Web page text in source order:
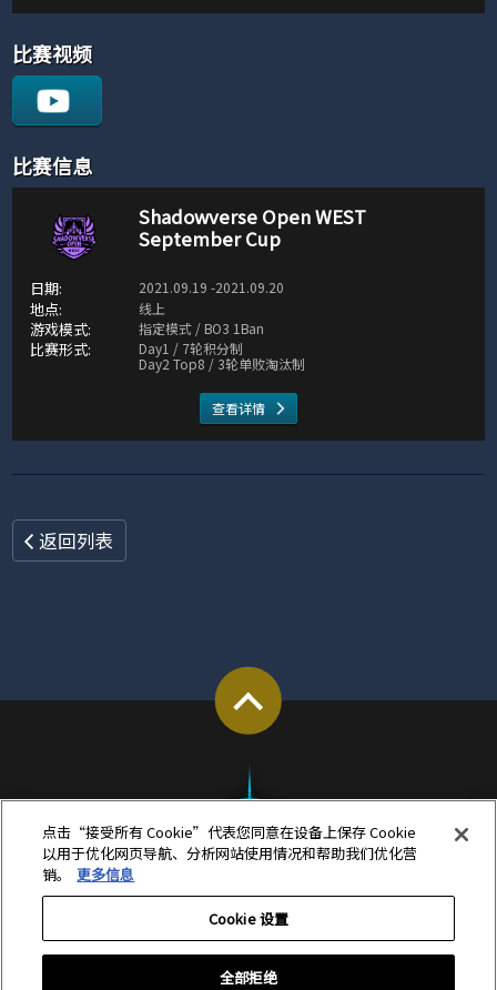
比赛视频
比赛信息
Shadowverse Open WEST
September Cup
2021.09.19 -2021.09.20
线上
指定模式 / BO3 1Ban
Day1 / 7轮积分制
Day2 Top8 / 3轮单败淘汰制
查看详情
返回列表
点击“接受所有 Cookie”代表您同意在设备上保存 Cookie
以用于优化网页导航、分析网站使用情况和帮助我们优化营
销。
更多信息
Cookie 设置
全部拒绝